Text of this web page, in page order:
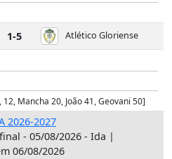
1-5 Atlético Gloriense
Mancha 20, João 41, Geovani 50]
2026-2027
- 05/08/2026 - Ida |
06/08/2026